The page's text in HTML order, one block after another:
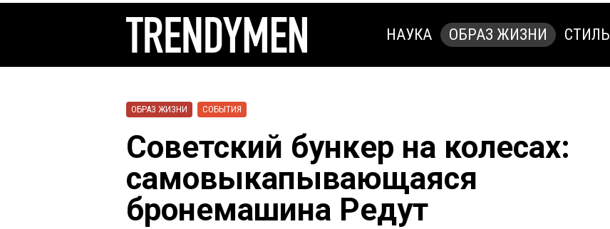
НАУКА ОБРАЗ ЖИЗНИ СТИЛЬ
ОБРАЗ ЖИЗНИ СОБЫТИЯ
Советский бункер на колесах:
самовыкапывающаяся
бронемашина Редут